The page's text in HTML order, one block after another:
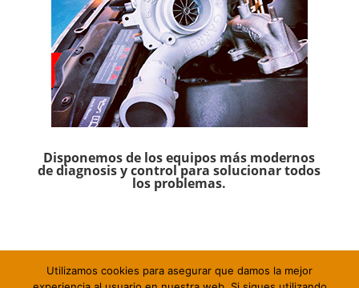
Disponemos de los equipos más modernos
de diagnosis y control para solucionar todos
los problemas.
Utilizamos cookies para asegurar que damos la mejor